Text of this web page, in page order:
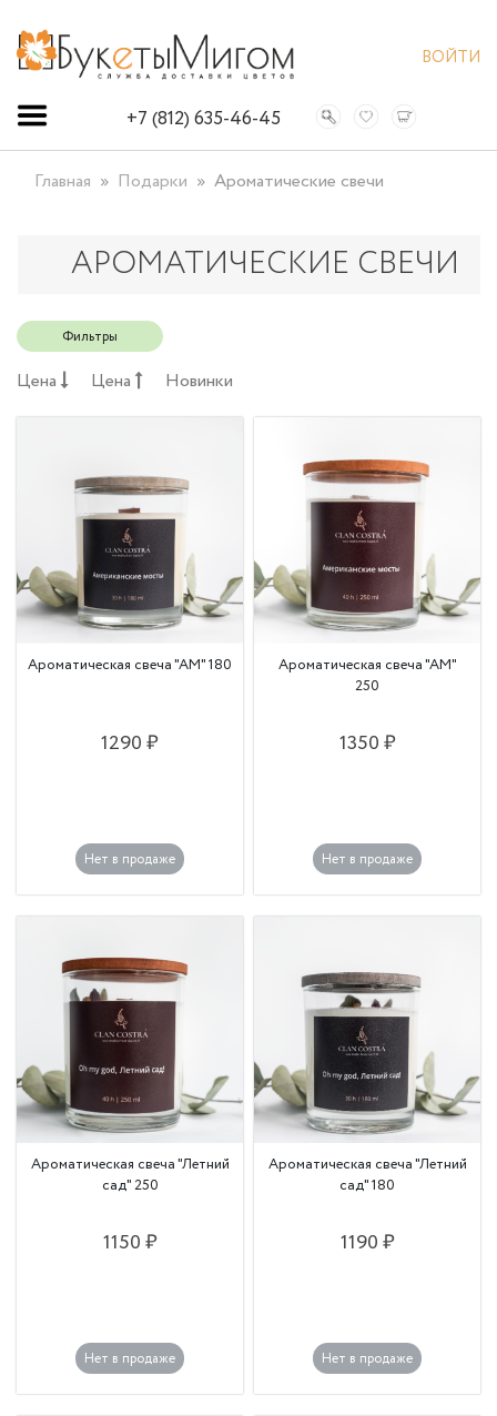
ВОЙТИ
+7 (812) 635-46-45
Главная Подарки Ароматические свечи
АРОМАТИЧЕСКИЕ СВЕЧИ
Фильтры
Цена Цена Новинки
Ароматическая свеча "АМ" 180
1290 ₽
Нет в продаже
Ароматическая свеча "АМ"
250
1350 ₽
Нет в продаже
Ароматическая свеча "Летний
сад" 250
1150 ₽
Нет в продаже
Ароматическая свеча "Летний
сад" 180
1190 ₽
Нет в продаже